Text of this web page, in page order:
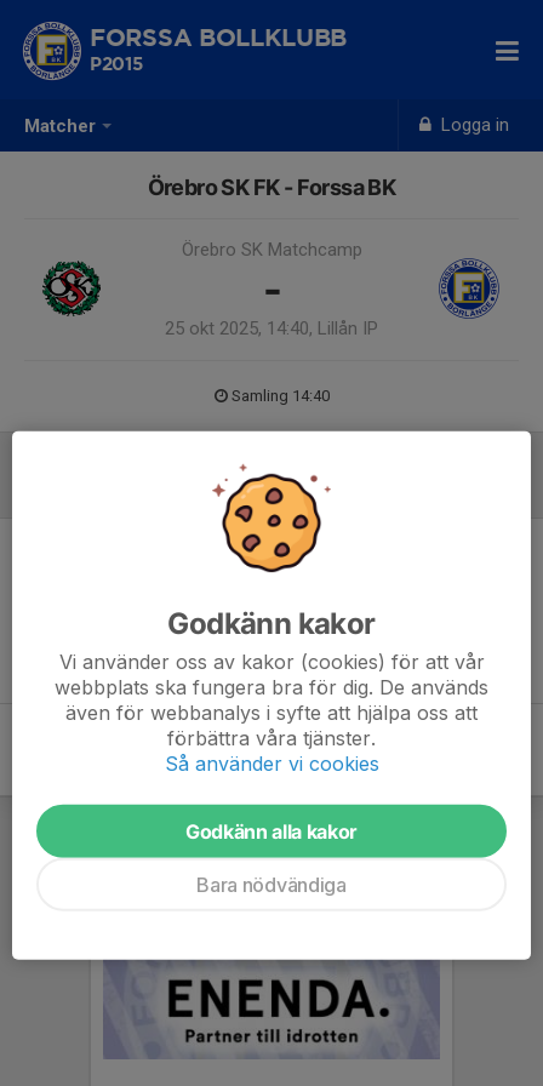
Matcher Logga in
FORSSA BOLLKLUBB
P2015
Örebro SK FK - Forssa BK
Örebro SK Matchcamp
-
25 okt 2025, 14:40, Lillån IP
Samling 14:40
Inget referat skrivet
Godkänn kakor
Vi använder oss av kakor (cookies) för att vår
webbplats ska fungera bra för dig. De används
även för webbanalys i syfte att hjälpa oss att
förbättra våra tjänster.
Så använder vi cookies
Godkänn alla kakor
Bara nödvändiga